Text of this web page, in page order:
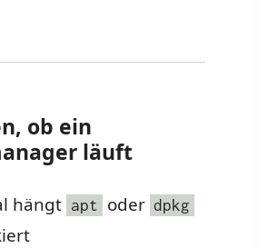
ob ein
läuft
hängt apt oder dpkg